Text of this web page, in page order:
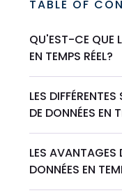
TABLE OF
QU'EST-CE QUE
EN TEMPS RÉEL?
LES
DE DONNÉES EN
LES AVANTAGES
DONNÉES EN